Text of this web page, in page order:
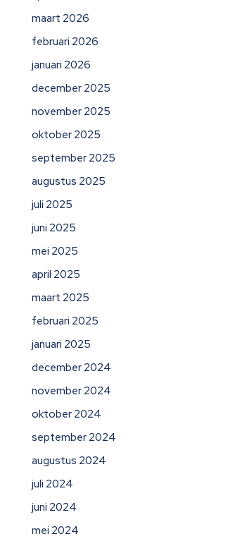
maart 2026
februari 2026
januari 2026
december 2025
november 2025
oktober 2025
september 2025
augustus 2025
juli 2025
juni 2025
mei 2025
april 2025
maart 2025
februari 2025
januari 2025
december 2024
november 2024
oktober 2024
september 2024
augustus 2024
juli 2024
juni 2024
mei 2024